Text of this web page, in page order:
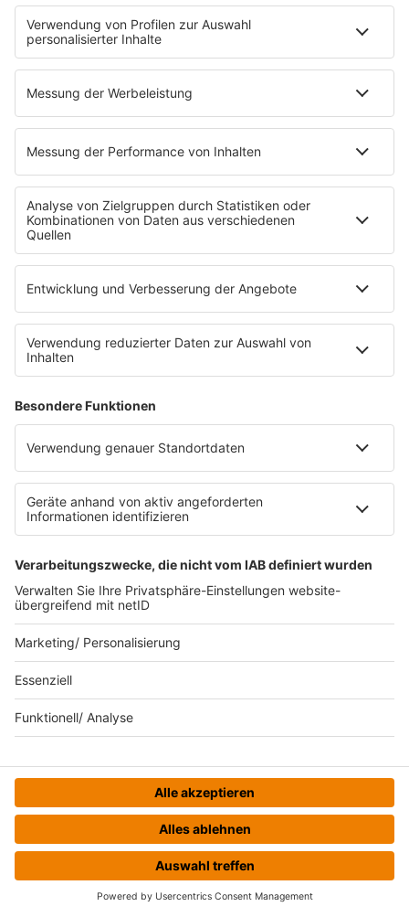
HOME STREAMS
Viele Bewerber:innen haben Angst, mit einer
Geldfrage den Job zu verlieren. Diese Sorge ist
Bezahlung
nicht anspricht, tappt blind in den Tag.
Die Frage ist nicht unangenehm, sondern
professionell.
Diese Formulierungen funktionieren gut:
„Damit ich den Termin sauber planen kann: Ist
der Probetag als Kennenlernen oder als
„Wie ist die Bezahlung beim Probearbeiten bei
euch geregelt?“
„Übernehme ich an dem Tag schon Aufgaben
im Tagesgeschäft? Falls ja, wie vergütet ihr
„Geht es um ein paar Stunden zum Einblick
oder um eine komplette Schicht?“
Mit solchen Sätzen wirkst du ruhig, klar und
erwachsen. Du greifst niemanden an. Du willst nur
saubere Rahmenbedingungen. Ein guter Betrieb
antwortet darauf offen. Ein schlechter Betrieb
reagiert genervt oder ausweichend. Auch das ist
eine wertvolle Info.
Wenn du dich auf solche Gespräche vorbereiten
willst, helfen dirkluge Fragen im
wirkt selten unbequem. Meist wirkst du dadurch
wacher und selbstsicherer.
Warum faire
Arbeitgeber:innen einen